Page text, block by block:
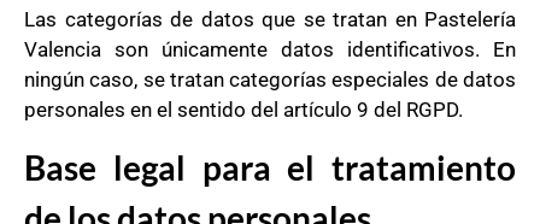
Las categorías de datos que se tratan en Pastelería
Valencia son únicamente datos identificativos. En
ningún caso, se tratan categorías especiales de datos
personales en el sentido del artículo 9 del RGPD.
Base legal para el tratamiento